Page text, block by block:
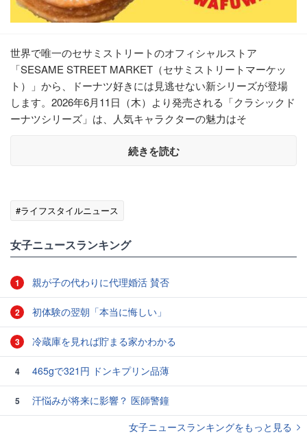
世界で唯一のセサミストリートのオフィシャルストア
「SESAME STREET MARKET（セサミストリートマーケッ
ト）」から、ドーナツ好きには見逃せない新シリーズが登場
します。2026年6月11日（木）より発売される「クラシックド
ーナツシリーズ」は、人気キャラクターの魅力はそ
続きを読む
#ライフスタイルニュース
女子ニュースランキング
1 親が子の代わりに代理婚活 賛否
2 初体験の翌朝「本当に悔しい」
3 冷蔵庫を見れば貯まる家かわかる
4 465gで321円 ドンキプリン品薄
5
汗悩みが将来に影響？ 医師警鐘
女子ニュースランキングをもっと見る